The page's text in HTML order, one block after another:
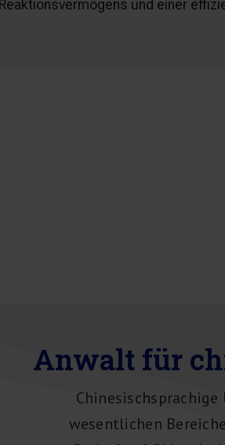
Reaktionsvermögens und einer
Anwalt für
wesentlichen